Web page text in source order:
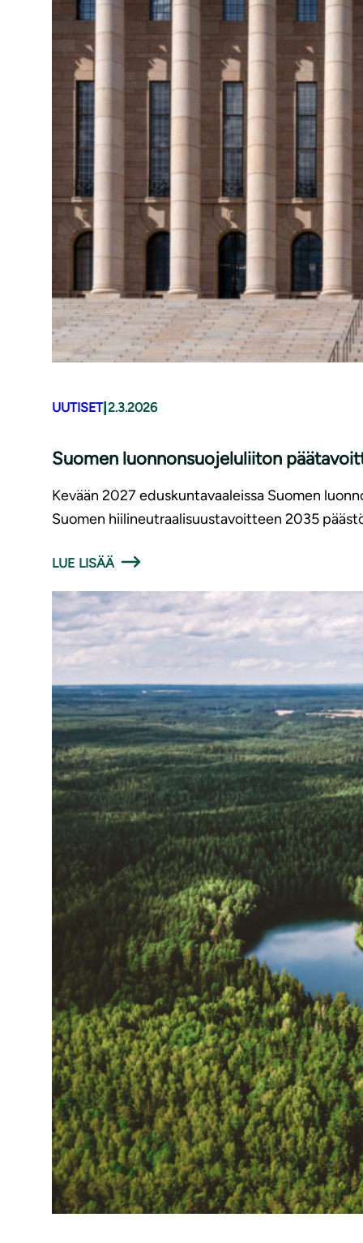
UUTISET| 2.3.2026
Suomen luonnonsuojeluliiton
Kevään 2027 eduskuntavaaleissa Suomen
Suomen hiilineutraalisuustavoitteen 2035
LUE LISÄÄ